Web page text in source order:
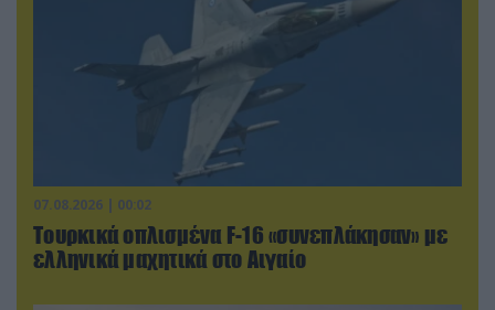
07.08.2026 | 00:02
Τουρκικά οπλισμένα F-16 «συνεπλάκησαν» με
ελληνικά μαχητικά στο Αιγαίο